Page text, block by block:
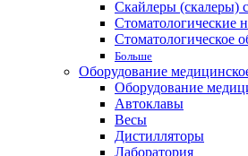
Скайлеры (скалеры)
Стоматологические
Стоматологическое
Больше
Оборудование
Оборудование
Автоклавы
Весы
Дистилляторы
Лаборатория